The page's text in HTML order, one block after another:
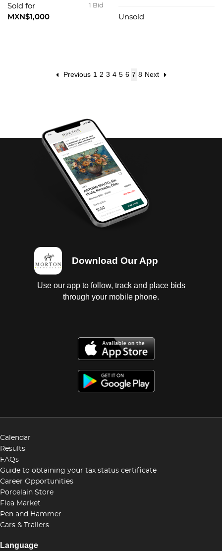
SIMULANTES EN
METAL DORADO Y
1 Bid
Sold for
MXN$1,000
cadena articulado.
Unsold
Previous 1 2 3 4 5 6 7 8 Next
Download Our App
Use our app to follow, track and place bids
through your mobile phone.
Calendar
Results
FAQs
Guide to obtaining your tax status certificate
Career Opportunities
Porcelain Store
Flea Market
Pen and Hammer
Cars & Trailers
Language